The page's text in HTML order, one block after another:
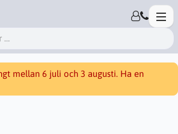
mellan 6 juli och 3 augusti. Ha en